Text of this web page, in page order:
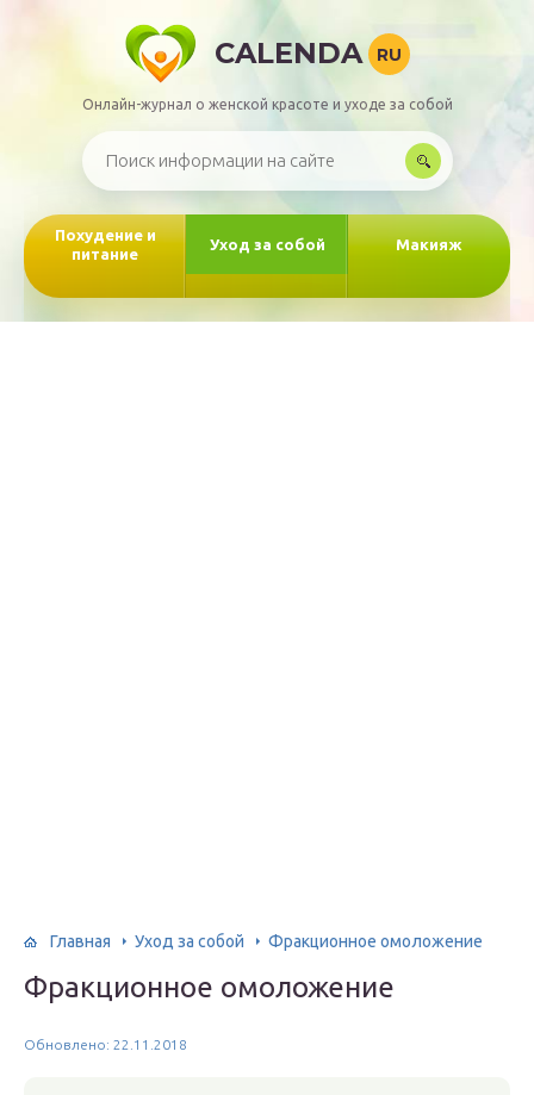
CALENDA RU
Онлайн-журнал о женской красоте и уходе за собой
Похудение и
питание
Уход за собой Макияж
Главная Уход за собой Фракционное омоложение
Фракционное омоложение
Обновлено: 22.11.2018